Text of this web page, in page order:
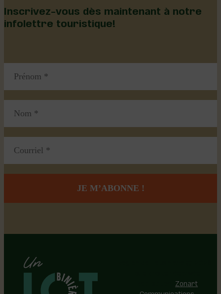
Inscrivez-vous dès maintenant à notre
infolettre touristique!
Zonart